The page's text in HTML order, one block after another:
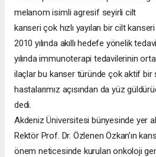
melanom isimli agresif seyirli cilt
kanseri çok hızlı yayılan bir cilt
2010 yılında akıllı hedefe yönelik
yılında immunoterapi tedavilerinin
ilaçlar bu kanser türünde çok aktif bir
hastalarımız açısından da yüz
dedi.
Akdeniz Üniversitesi bünyesinde yer
Rektör Prof. Dr. Özlenen Özkan’ın
önem neticesinde kurulan onkoloji